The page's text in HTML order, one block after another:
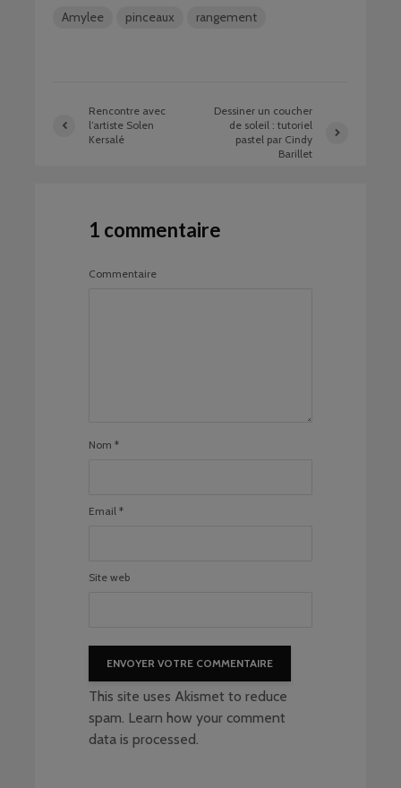
Amylee pinceaux rangement
Rencontre avec
l’artiste Solen
Kersalé
Dessiner un coucher
de soleil : tutoriel
pastel par Cindy
Barillet
1 commentaire
Commentaire
Nom *
Email *
Site web
This site uses Akismet to reduce
spam. Learn how your comment
data is processed.